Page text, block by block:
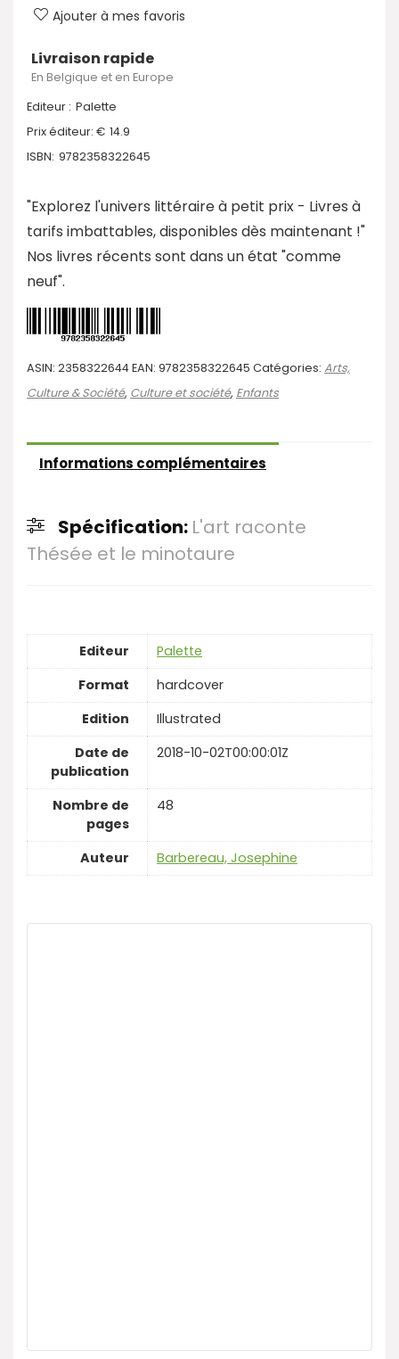
Ajouter à mes favoris
Livraison rapide
En Belgique et en Europe
Editeur : Palette
Prix éditeur: € 14.9
ISBN: 9782358322645
"Explorez l'univers littéraire à petit prix - Livres à
tarifs imbattables, disponibles dès maintenant !"
Nos livres récents sont dans un état "comme
neuf".
ASIN: 2358322644EAN: 9782358322645 Catégories: Arts,
Culture & Société, Culture et société, Enfants
Informations complémentaires
Spécification: L'art raconte
Thésée et le minotaure
Editeur
Palette
Format
hardcover
Edition
Illustrated
Date de
publication
2018-10-02T00:00:01Z
Nombre de
pages
48
Auteur Barbereau, Josephine